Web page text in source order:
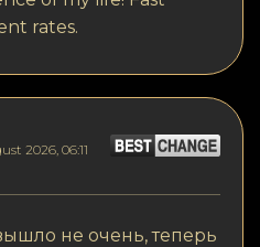
rates.
2026, 06:11
не очень, теперь